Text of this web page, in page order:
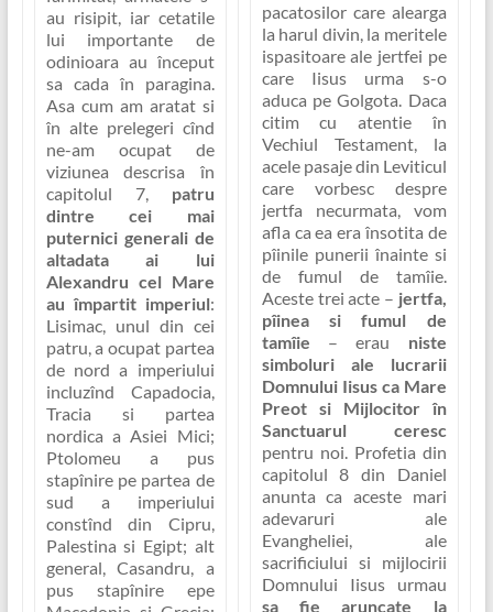
au risipit, iar cetatile
lui importante de
odinioara au început
sa cada în paragina.
Asa cum am aratat si
în alte prelegeri cînd
ne-am ocupat de
viziunea descrisa în
capitolul 7, patru
dintre cei mai
puternici generali de
altadata ai lui
Alexandru cel Mare
au împartit imperiul:
Lisimac, unul din cei
patru, a ocupat partea
de nord a imperiului
incluzînd Capadocia,
Tracia si partea
nordica a Asiei Mici;
Ptolomeu a pus
stapînire pe partea de
sud a imperiului
constînd din Cipru,
Palestina si Egipt; alt
general,Casandru, a
pus stapînire epe
pacatosilor care alearga
la harul divin, la meritele
ispasitoare ale jertfei pe
care Iisus urma s-o
aduca pe Golgota. Daca
citim cu atentie în
Vechiul Testament, la
acele pasaje din Leviticul
care vorbesc despre
jertfa necurmata, vom
afla ca ea era însotita de
pîinile punerii înainte si
de fumul de tamîie.
Aceste trei acte – jertfa,
pîinea si fumul de
tamîie – erau niste
simboluri ale lucrarii
Domnului Iisus ca Mare
Preot si Mijlocitor în
Sanctuarul ceresc
pentru noi. Profetia din
capitolul 8 din Daniel
anunta ca aceste mari
adevaruri ale
Evangheliei, ale
sacrificiului si mijlocirii
Domnului Iisus urmau
sa fie aruncate la